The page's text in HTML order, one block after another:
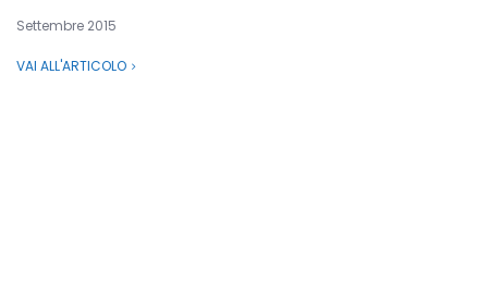
Settembre 2015
VAI ALL'ARTICOLO